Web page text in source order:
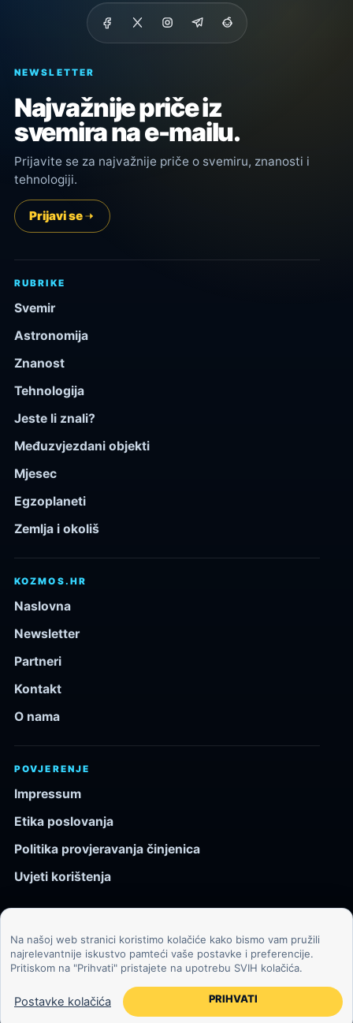
NEWSLETTER
Najvažnije priče iz
svemira na e-mailu.
Prijavite se za najvažnije priče o svemiru, znanosti i
tehnologiji.
Prijavi se
RUBRIKE
Svemir
Astronomija
Znanost
Tehnologija
Jeste li znali?
Međuzvjezdani objekti
Mjesec
Egzoplaneti
Zemlja i okoliš
KOZMOS.HR
Naslovna
Newsletter
Partneri
Kontakt
O nama
POVJERENJE
Impressum
Etika poslovanja
Politika provjeravanja činjenica
Uvjeti korištenja
© 2026 Kozmos.hr. Sva prava pridržana.
Svemir, znanost, tehnologija i velike ideje za znatiželjne
čitatelje.
Na našoj web stranici koristimo kolačiće kako bismo vam pružili
najrelevantnije iskustvo pamteći vaše postavke i preferencije.
Pritiskom na "Prihvati" pristajete na upotrebu SVIH kolačića.
Postavke kolačića PRIHVATI